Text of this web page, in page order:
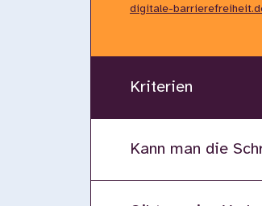
digitale-
Kriterien
Kann man die